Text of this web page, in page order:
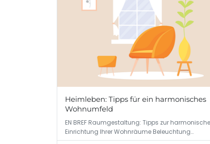
Heimleben: Tipps für ein harmonisches
Wohnumfeld
EN BREF Raumgestaltung: Tipps zur
Einrichtung Ihrer Wohnräume Beleuchtung…